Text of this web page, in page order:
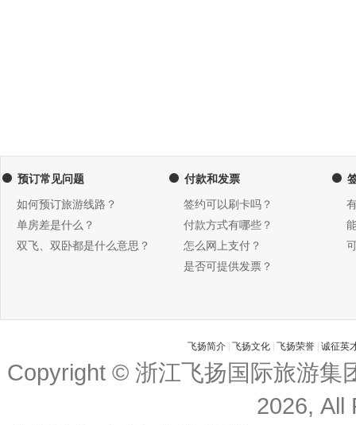
预订常见问题
如何预订旅游线路？
单房差是什么？
双飞、双卧都是什么意思？
付款和发票
签约可以刷卡吗？
付款方式有哪些？
怎么网上支付？
是否可提供发票？
飞扬简介 飞扬文化 飞扬荣誉 诚征英
Copyright © 浙江飞扬国际旅游集
2026, All